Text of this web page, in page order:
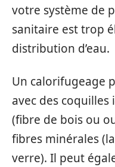
votre système de
sanitaire est trop
distribution d’eau.
Un calorifugeage
avec des
(fibre de bois ou
fibres minérales
verre). Il peut